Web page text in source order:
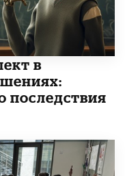
в
последствия